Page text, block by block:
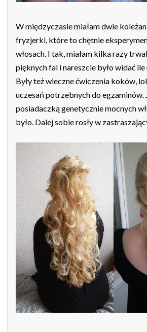
W międzyczasie miałam dwie
fryzjerki, które to chętnie
włosach. I tak, miałam kilka razy
pięknych fal i nareszcie było widać ile
Były też wieczne ćwiczenia koków,
uczesań potrzebnych do egzaminów.
posiadaczką genetycznie mocnych
było. Dalej sobie rosły w